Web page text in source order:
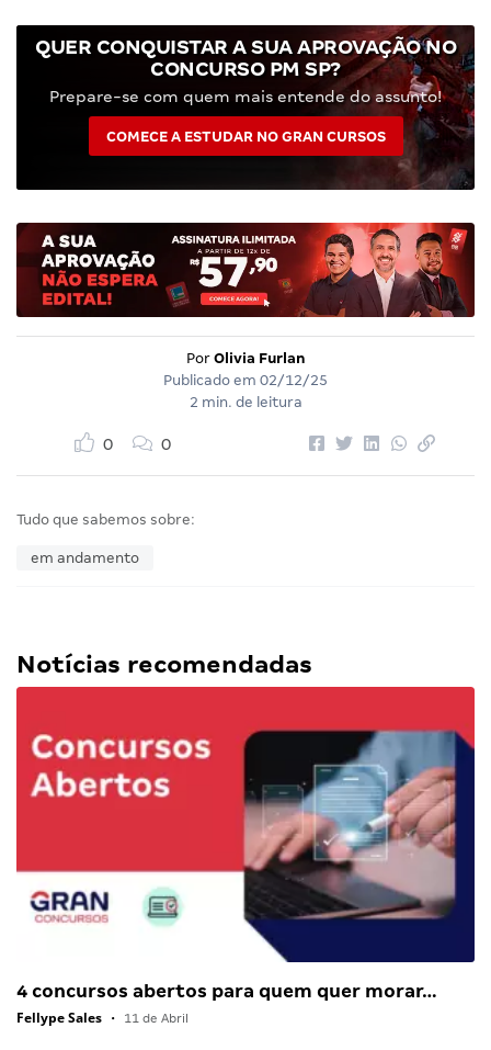
QUER CONQUISTAR A SUA APROVAÇÃO NO
CONCURSO PM SP?
Prepare-se com quem mais entende do assunto!
COMECE A ESTUDAR NO GRAN CURSOS
Por Olivia Furlan
Publicado em 02/12/25
2 min. de leitura
0 0
Tudo que sabemos sobre:
em andamento
Notícias recomendadas
4 concursos abertos para quem quer morar…
Fellype Sales • 11 de Abril